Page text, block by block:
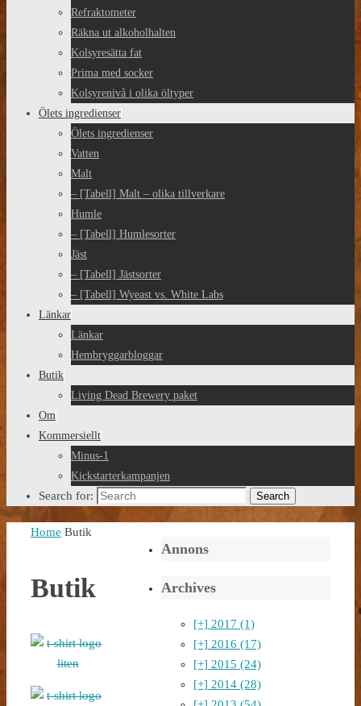
Refraktometer
Räkna ut alkoholhalten
Kolsyresätta fat
Prima med socker
Kolsyrenivå i olika öltyper
Ölets ingredienser
Ölets ingredienser
Vatten
Malt
– [Tabell] Malt – olika tillverkare
Humle
– [Tabell] Humlesorter
Jäst
– [Tabell] Jästsorter
– [Tabell] Wyeast vs. White Labs
Länkar
Länkar
Hembryggarbloggar
Butik
Living Dead Brewery paket
Om
Kommersiellt
Minus-1
Kickstarterkampanjen
Search for: Search
Home Butik
Butik
Annons
Archives
[+] 2017 (1)
[+] 2016 (17)
[+] 2015 (24)
[+] 2014 (28)